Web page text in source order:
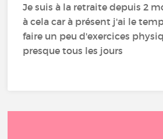
Je suis à la retraite depuis 2
à cela car à présent j'ai le
faire un peu d'exercices
presque tous les jours